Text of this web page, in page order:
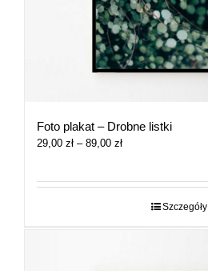
Foto plakat – Drobne listki
29,00 zł – 89,00 złZakres
29,00 zł
Szczegóły